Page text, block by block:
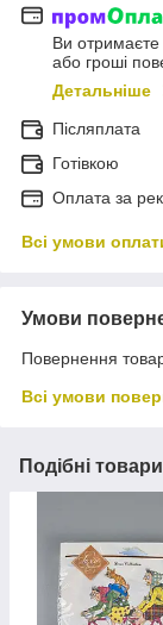
Ви
або гроші
Детальніше
Післяплата
Готівкою
Оплата за
Всі умови
Умови
Повернення
Всі умови
Подібні